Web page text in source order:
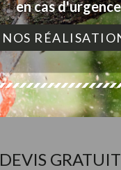
en cas d'urgence
NOS
DEVIS GRATUIT